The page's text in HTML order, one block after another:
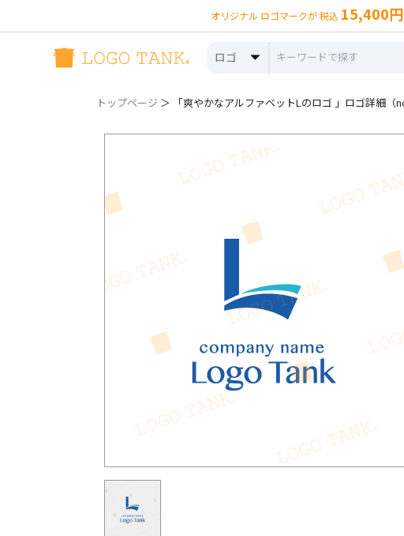
オリジナル ロゴマークが 税込 15,400円
ロゴ
トップページ ＞ 「爽やかなアルファベットLのロゴ 」ロゴ詳細（